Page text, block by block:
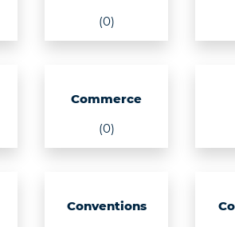
(0)
Commerce
(0)
Conventions